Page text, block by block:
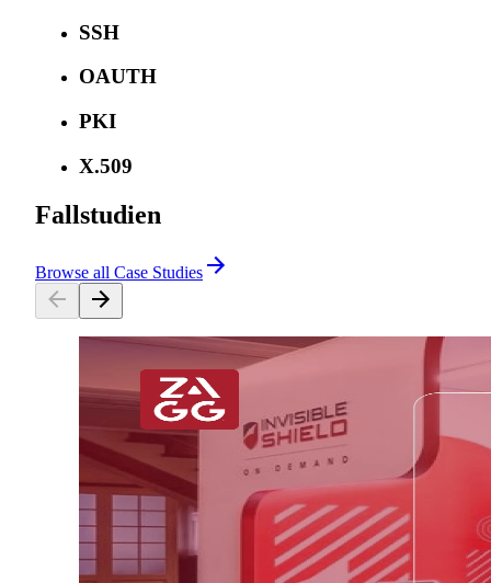
SSH
OAUTH
PKI
X.509
Fallstudien
Browse all Case Studies